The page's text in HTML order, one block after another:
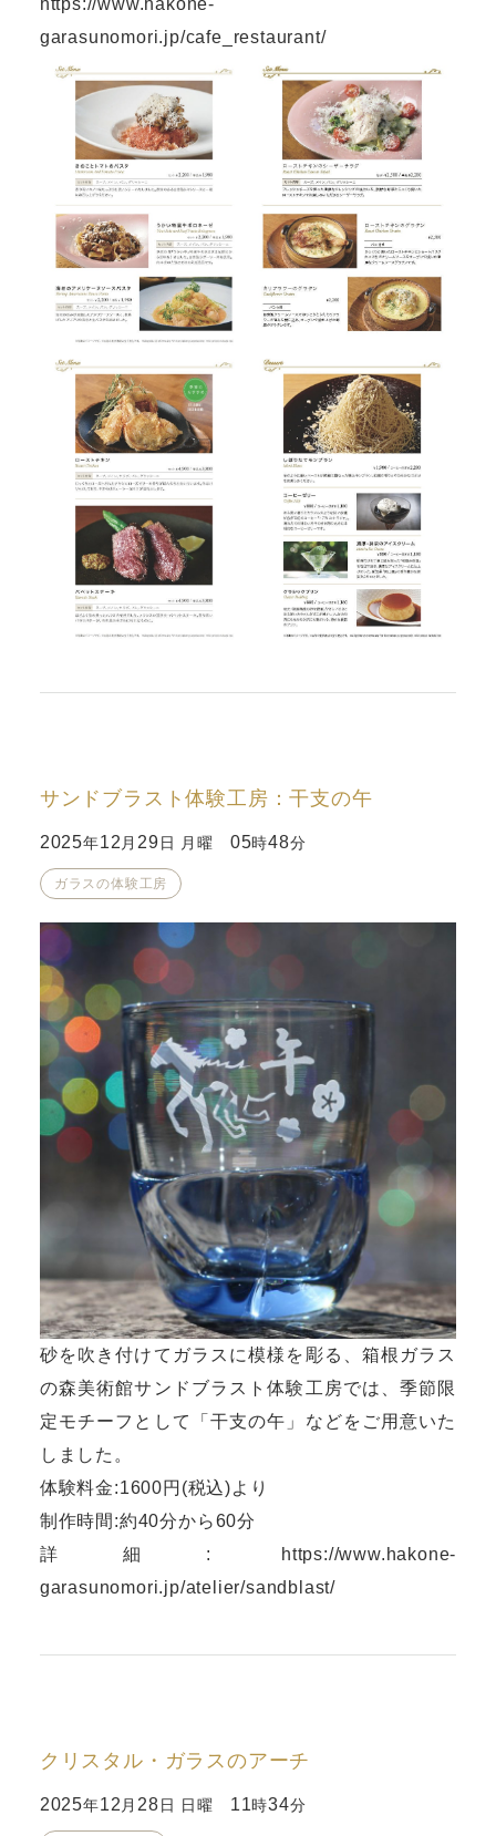
garasunomori.jp/cafe_restaurant/
サンドブラスト体験工房：干支の午
2025年12 月 29 日 月曜 05時48分
ガラスの体験工房
砂を吹き付けてガラスに模様を彫る、箱根ガラス
の森美術館サンドブラスト体験工房では、季節限
定モチーフとして「干支の午」などをご用意いた
しました。
体験料金:1600円(税込)より
制作時間:約40分から60分
詳細:
https://www.hakone-
garasunomori.jp/atelier/sandblast/
クリスタル・ガラスのアーチ
2025年12 月 28 日 日曜 11時34分